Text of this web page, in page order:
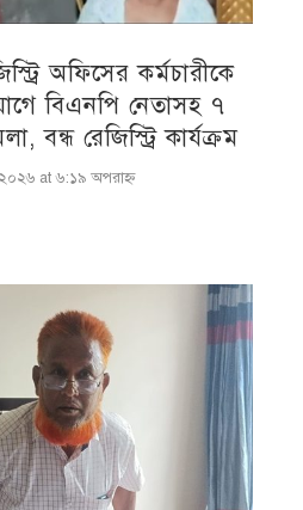
অফিসের কর্মচারীকে
বিএনপি নেতাসহ ৭
বন্ধ রেজিস্ট্রি কার্যক্রম
at ৬:১৯ অপরাহ্ণ